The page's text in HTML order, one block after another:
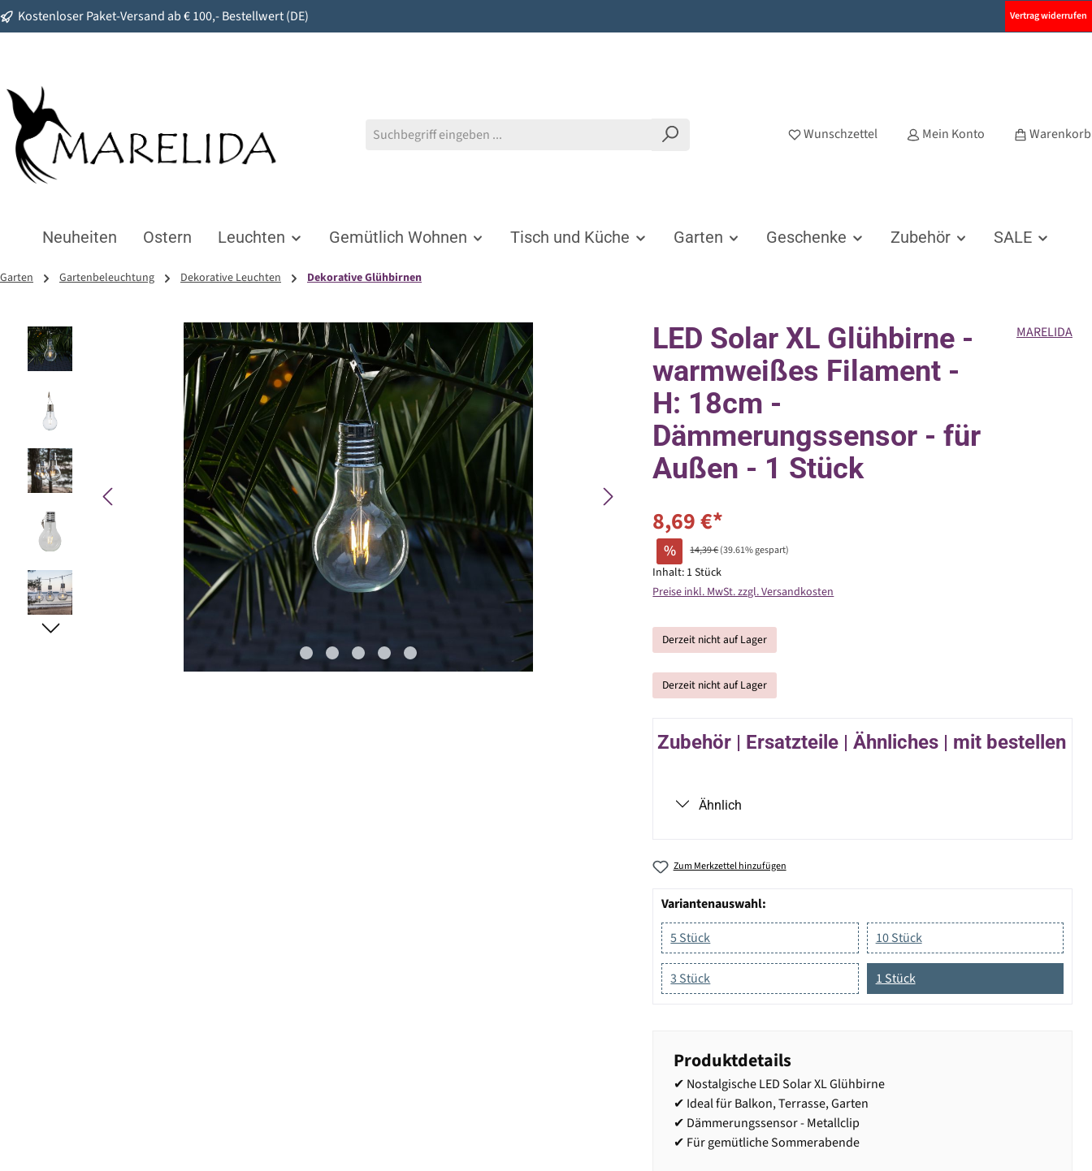
Zur Hauptnavigation springen
Kostenloser Paket-Versand ab € 100,- Bestellwert (DE) Vertrag widerrufen
Wunschzettel Mein Konto Warenkorb
Neuheiten Ostern Leuchten Gemütlich Wohnen Tisch und Küche Garten Geschenke Zubehör SALE
Garten Gartenbeleuchtung Dekorative Leuchten Dekorative Glühbirnen
Bildergalerie überspringen
LED Solar XL Glühbirne -
warmweißes Filament -
H: 18cm -
Dämmerungssensor - für
Außen - 1 Stück
MARELIDA
8,69 €*
% 14,39 €(39.61% gespart)
Inhalt: 1 Stück
Preise inkl. MwSt. zzgl. Versandkosten
Derzeit nicht auf Lager
Derzeit nicht auf Lager
Zubehör | Ersatzteile | Ähnliches | mit bestellen
Ähnlich
Zum Merkzettel hinzufügen
Variantenauswahl:
5 Stück
10 Stück
3 Stück 1 Stück
Produktdetails
✔ Nostalgische LED Solar XL Glühbirne
✔ Ideal für Balkon, Terrasse, Garten
✔ Dämmerungssensor - Metallclip
✔ Für gemütliche Sommerabende